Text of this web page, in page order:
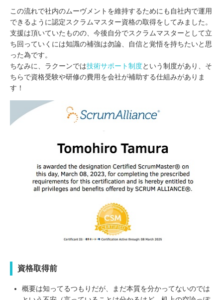
この流れで社内のムーヴメントを維持するためにも自社内で運用
できるように認定スクラムマスター資格の取得をしてみました。
支援は頂いていたものの、今後自分でスクラムマスターとして立
ち回っていくには知識の補強は勿論、自信と覚悟を持ちたいと思
った為です。
ちなみに、ラクーンでは技術サポート制度という制度があり、そ
ちらで資格受験や研修の費用を会社が補助する仕組みがありま
す！
資格取得前
概要は知ってるつもりだが、まだ本質を分かってないのでは